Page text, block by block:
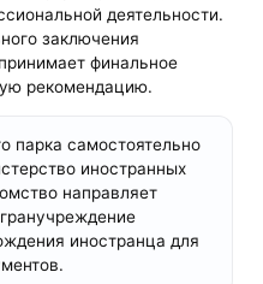
деятельности.
заключения
финальное
рекомендацию.
парка самостоятельно
иностранных
направляет
иностранца для